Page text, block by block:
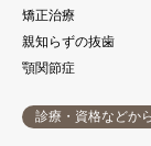
矯正治療
親知らずの抜歯
顎関節症
診療・資格などか